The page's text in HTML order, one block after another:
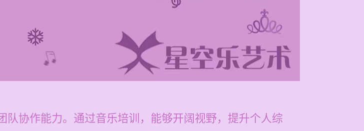
队协作能力。通过音乐培训，能够开阔视野，提升个人综